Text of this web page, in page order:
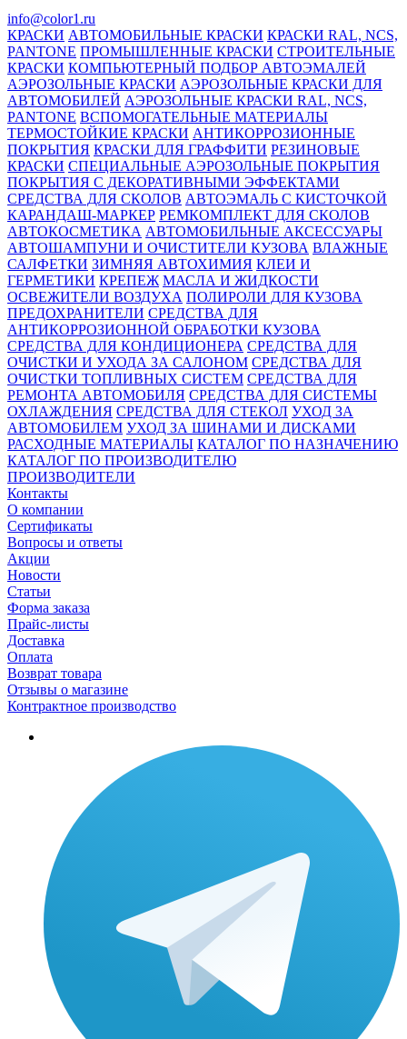
info@color1.ru
КРАСКИ АВТОМОБИЛЬНЫЕ КРАСКИ КРАСКИ RAL, NCS,
PANTONE ПРОМЫШЛЕННЫЕ КРАСКИ СТРОИТЕЛЬНЫЕ
КРАСКИ КОМПЬЮТЕРНЫЙ ПОДБОР АВТОЭМАЛЕЙ
АЭРОЗОЛЬНЫЕ КРАСКИ АЭРОЗОЛЬНЫЕ КРАСКИ ДЛЯ
АВТОМОБИЛЕЙ АЭРОЗОЛЬНЫЕ КРАСКИ RAL, NCS,
PANTONE ВСПОМОГАТЕЛЬНЫЕ МАТЕРИАЛЫ
ТЕРМОСТОЙКИЕ КРАСКИ АНТИКОРРОЗИОННЫЕ
ПОКРЫТИЯ КРАСКИ ДЛЯ ГРАФФИТИ РЕЗИНОВЫЕ
КРАСКИ СПЕЦИАЛЬНЫЕ АЭРОЗОЛЬНЫЕ ПОКРЫТИЯ
ПОКРЫТИЯ С ДЕКОРАТИВНЫМИ ЭФФЕКТАМИ
СРЕДСТВА ДЛЯ СКОЛОВ АВТОЭМАЛЬ С КИСТОЧКОЙ
КАРАНДАШ-МАРКЕР РЕМКОМПЛЕКТ ДЛЯ СКОЛОВ
АВТОКОСМЕТИКА АВТОМОБИЛЬНЫЕ АКСЕССУАРЫ
АВТОШАМПУНИ И ОЧИСТИТЕЛИ КУЗОВА ВЛАЖНЫЕ
САЛФЕТКИ ЗИМНЯЯ АВТОХИМИЯ КЛЕИ И
ГЕРМЕТИКИ КРЕПЕЖ МАСЛА И ЖИДКОСТИ
ОСВЕЖИТЕЛИ ВОЗДУХА ПОЛИРОЛИ ДЛЯ КУЗОВА
ПРЕДОХРАНИТЕЛИ СРЕДСТВА ДЛЯ
АНТИКОРРОЗИОННОЙ ОБРАБОТКИ КУЗОВА
СРЕДСТВА ДЛЯ КОНДИЦИОНЕРА СРЕДСТВА ДЛЯ
ОЧИСТКИ И УХОДА ЗА САЛОНОМ СРЕДСТВА ДЛЯ
ОЧИСТКИ ТОПЛИВНЫХ СИСТЕМ СРЕДСТВА ДЛЯ
РЕМОНТА АВТОМОБИЛЯ СРЕДСТВА ДЛЯ СИСТЕМЫ
ОХЛАЖДЕНИЯ СРЕДСТВА ДЛЯ СТЕКОЛ УХОД ЗА
АВТОМОБИЛЕМ УХОД ЗА ШИНАМИ И ДИСКАМИ
РАСХОДНЫЕ МАТЕРИАЛЫ КАТАЛОГ ПО НАЗНАЧЕНИЮ
КАТАЛОГ ПО ПРОИЗВОДИТЕЛЮ
ПРОИЗВОДИТЕЛИ
Контакты
О компании
Сертификаты
Вопросы и ответы
Акции
Новости
Статьи
Форма заказа
Прайс-листы
Доставка
Оплата
Возврат товара
Отзывы о магазине
Контрактное производство